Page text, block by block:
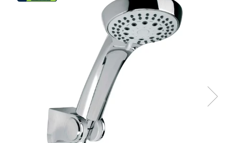
Sisteme de dus incastrate
Brate si palarii dus